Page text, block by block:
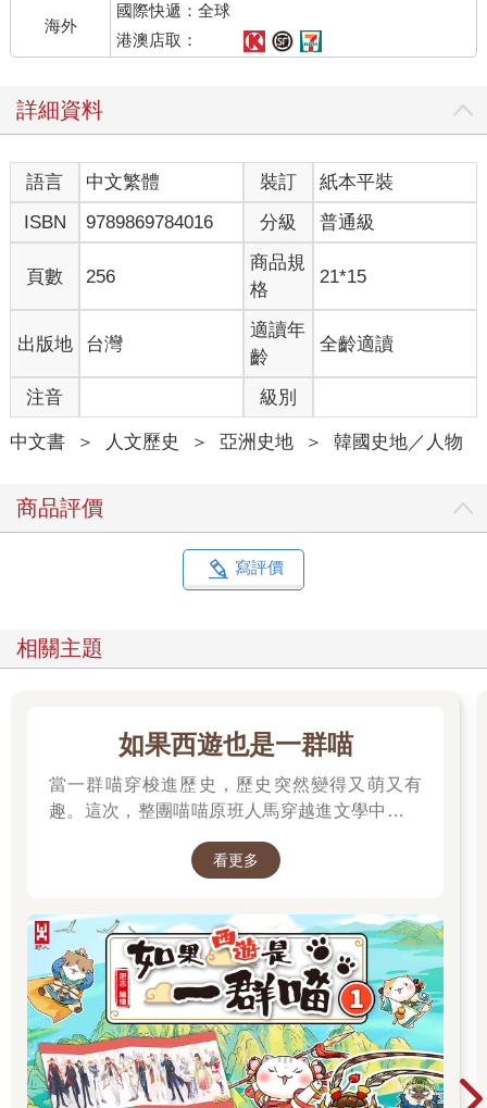
海外
國際快遞：全球
港澳店取：
詳細資料
語言 中文繁體 裝訂
紙本平裝
ISBN
9789869784016 分級 普通級
頁數 256
商品規
格
21*15
出版地 台灣
適讀年
齡
全齡適讀
注音 級別
中文書 ＞ 人文歷史 ＞ 亞洲史地 ＞ 韓國史地／人物
商品評價
寫評價
相關主題
如果西遊也是一群喵
當一群喵穿梭進歷史，歷史突然變得又萌又有
趣。這次，整團喵喵原班人馬穿越進文學中，開
看更多